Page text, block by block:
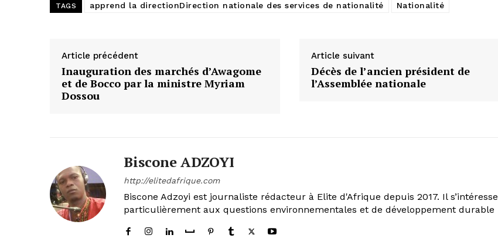
TAGS apprend la directionDirection nationale des services de nationalité Nationalité
Article précédent
Inauguration des marchés d’Awagome
et de Bocco par la ministre Myriam
Dossou
Article suivant
Décès de l’ancien président de
l’Assemblée nationale
Biscone ADZOYI
http://elitedafrique.com
Biscone Adzoyi est journaliste rédacteur à Elite d'Afrique depuis 2017. Il s’intéresse
particulièrement aux questions environnementales et de développement durable